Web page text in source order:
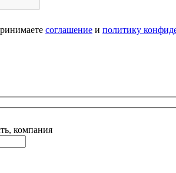
соглашение и политику
компания